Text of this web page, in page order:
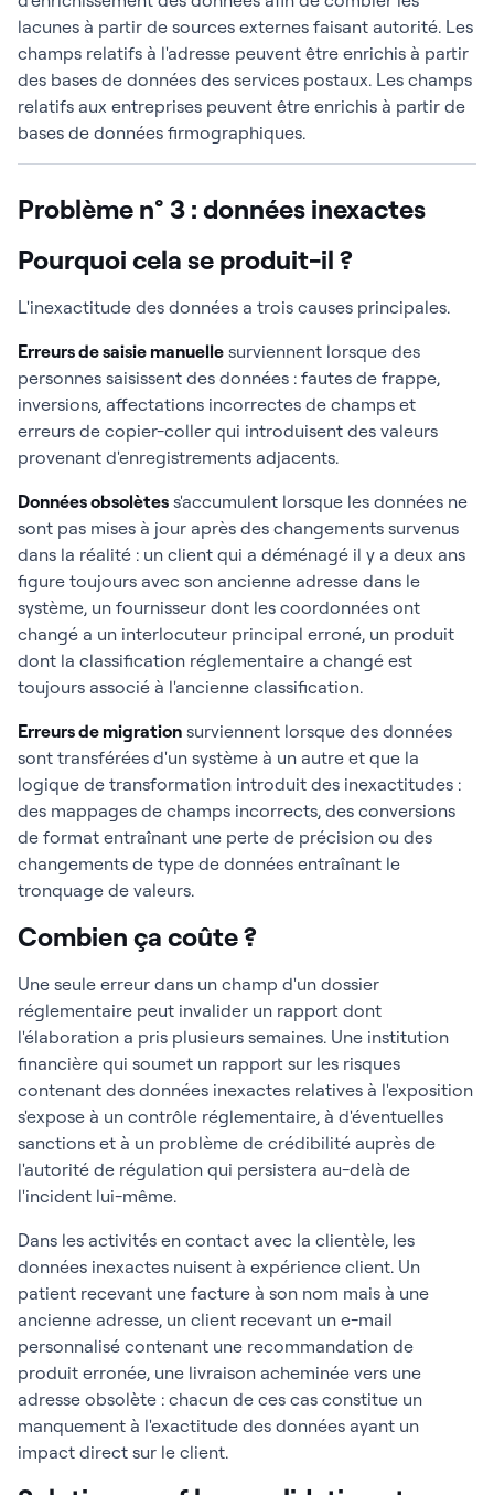
lacunes à partir de sources externes faisant autorité. Les
champs relatifs à l'adresse peuvent être enrichis à partir
des bases de données des services postaux. Les champs
relatifs aux entreprises peuvent être enrichis à partir de
bases de données firmographiques.
Problème n° 3 : données inexactes
Pourquoi cela se produit-il ?
L'inexactitude des données a trois causes principales.
Erreurs de saisie manuelle surviennent lorsque des
personnes saisissent des données : fautes de frappe,
inversions, affectations incorrectes de champs et
erreurs de copier-coller qui introduisent des valeurs
provenant d'enregistrements adjacents.
Données obsolètes s'accumulent lorsque les données ne
sont pas mises à jour après des changements survenus
dans la réalité : un client qui a déménagé il y a deux ans
figure toujours avec son ancienne adresse dans le
système, un fournisseur dont les coordonnées ont
changé a un interlocuteur principal erroné, un produit
dont la classification réglementaire a changé est
toujours associé à l'ancienne classification.
Erreurs de migration surviennent lorsque des données
sont transférées d'un système à un autre et que la
logique de transformation introduit des inexactitudes :
des mappages de champs incorrects, des conversions
de format entraînant une perte de précision ou des
changements de type de données entraînant le
tronquage de valeurs.
Combien ça coûte ?
Une seule erreur dans un champ d'un dossier
réglementaire peut invalider un rapport dont
l'élaboration a pris plusieurs semaines. Une institution
financière qui soumet un rapport sur les risques
contenant des données inexactes relatives à l'exposition
s'expose à un contrôle réglementaire, à d'éventuelles
sanctions et à un problème de crédibilité auprès de
l'autorité de régulation qui persistera au-delà de
l'incident lui-même.
Dans les activités en contact avec la clientèle, les
données inexactes nuisent à expérience client. Un
patient recevant une facture à son nom mais à une
ancienne adresse, un client recevant un e-mail
personnalisé contenant une recommandation de
produit erronée, une livraison acheminée vers une
adresse obsolète : chacun de ces cas constitue un
manquement à l'exactitude des données ayant un
impact direct sur le client.